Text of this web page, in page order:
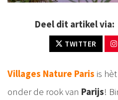
Deel dit artikel via:
TWITTER
Villages Nature Paris is
onder de rook van Parijs!